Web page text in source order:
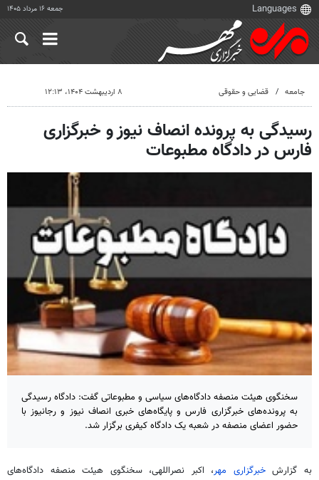
جمعه ۱۶ مرداد ۱۴۰۵
جامعه قضایی و حقوقی ۸ اردیبهشت ۱۴۰۴، ۱۲:۱۳
رسیدگی به پرونده انصاف نیوز و خبرگزاری
فارس در دادگاه مطبوعات
سخنگوی هیئت منصفه دادگاه‌های سیاسی و مطبوعاتی گفت: دادگاه رسیدگی
به پرونده‌های خبرگزاری فارس و پایگاه‌های خبری انصاف نیوز و رجانیوز با
حضور اعضای منصفه در شعبه یک دادگاه کیفری برگزار شد.
به گزارشخبرگزاری مهر، اکبر نصراللهی، سخنگوی هیئت منصفه دادگاه‌های